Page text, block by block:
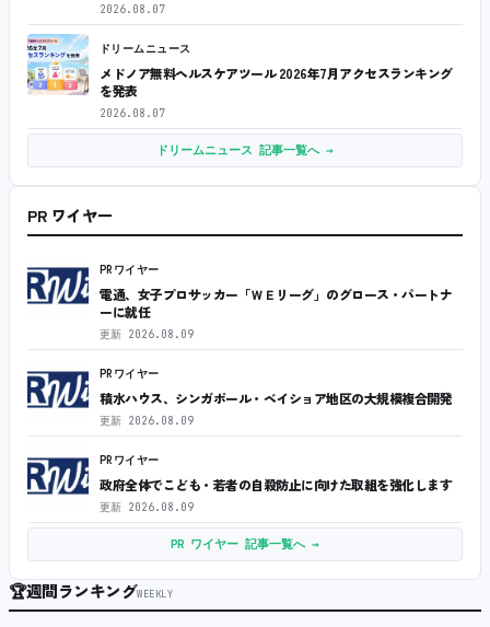
2026.08.07
ドリームニュース
メドノア無料ヘルスケアツール 2026年7月アクセスランキング
を発表
2026.08.07
ドリームニュース 記事一覧へ →
PR ワイヤー
PRワイヤー
電通、女子プロサッカー「ＷＥリーグ」のグロース・パートナ
ーに就任
更新 2026.08.09
PRワイヤー
積水ハウス、シンガポール・ベイショア地区の大規模複合開発
更新 2026.08.09
PRワイヤー
政府全体でこども・若者の自殺防止に向けた取組を強化します
更新 2026.08.09
PR ワイヤー 記事一覧へ →
🏆週間ランキングWEEKLY